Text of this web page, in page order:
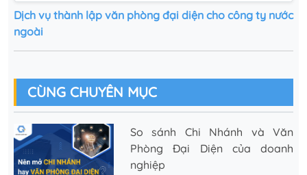
Dịch vụ thành lập văn phòng đại diện cho công ty nước
ngoài
CÙNG CHUYÊN MỤC
So sánh Chi Nhánh và Văn
Phòng Đại Diện của doanh
nghiệp